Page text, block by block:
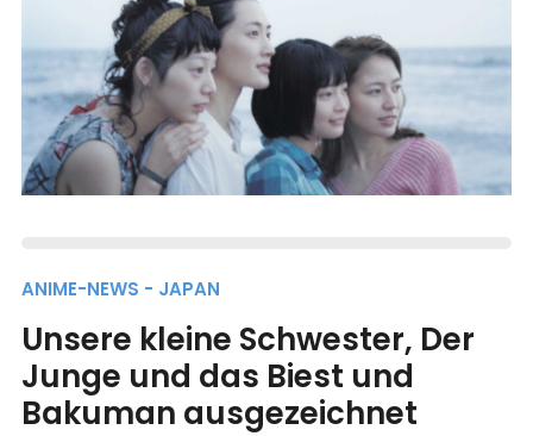
ANIME-NEWS - JAPAN
Unsere kleine Schwester, Der
Junge und das Biest und
Bakuman ausgezeichnet